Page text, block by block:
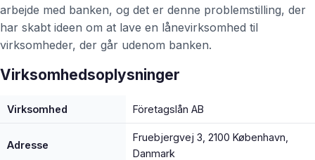
arbejde med banken, og det er denne problemstilling, der
har skabt ideen om at lave en lånevirksomhed til
virksomheder, der går udenom banken.
Virksomhedsoplysninger
Virksomhed Företagslån AB
Adresse
Fruebjergvej 3, 2100 København,
Danmark